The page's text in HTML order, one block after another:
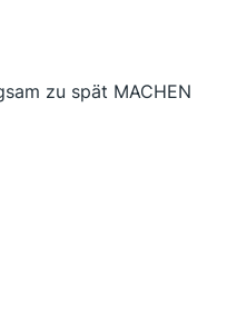
zu spät MACHEN